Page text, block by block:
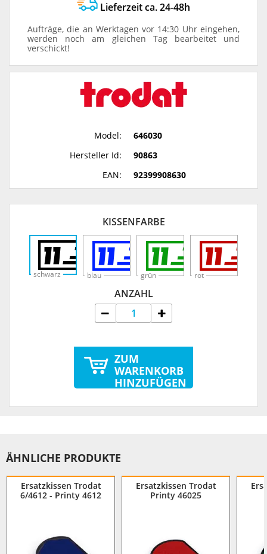
Lieferzeit ca. 24-48h
Aufträge, die an Werktagen vor 14:30 Uhr eingehen,
werden noch am gleichen Tag bearbeitet und
verschickt!
Model:
646030
Hersteller Id:
90863
EAN:
92399908630
KISSENFARBE
schwarz blau grün rot
ANZAHL
ZUM
WARENKORB
HINZUFÜGEN
ÄHNLICHE PRODUKTE
Ersatzkissen Trodat
6/4612 - Printy 4612
Ersatzkissen Trodat
Printy 46025